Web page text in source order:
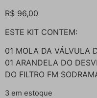
R$ 96,00
ESTE KIT CONTEM:
01 MOLA DA VÁLVULA
01 ARANDELA DO
DO FILTRO FM
3 em estoque